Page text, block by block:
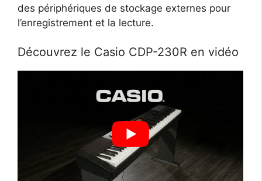
des périphériques de stockage externes pour
l’enregistrement et la lecture.
Découvrez le Casio CDP-230R en vidéo